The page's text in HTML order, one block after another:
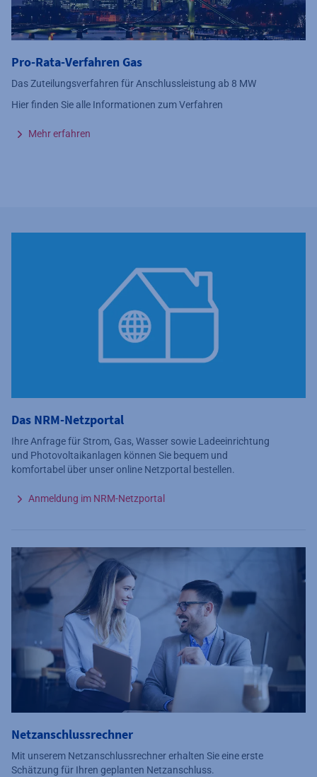
Pro-Rata-Verfahren Gas
Das Zuteilungsverfahren für Anschlussleistung ab 8 MW
Hier finden Sie alle Informationen zum Verfahren
Mehr erfahren
Das NRM-Netzportal
Ihre Anfrage für Strom, Gas, Wasser sowie Ladeeinrichtung
und Photovoltaikanlagen können Sie bequem und
komfortabel über unser online Netzportal bestellen.
Anmeldung im NRM-Netzportal
Netzanschlussrechner
Mit unserem Netzanschlussrechner erhalten Sie eine erste
Schätzung für Ihren geplanten Netzanschluss.